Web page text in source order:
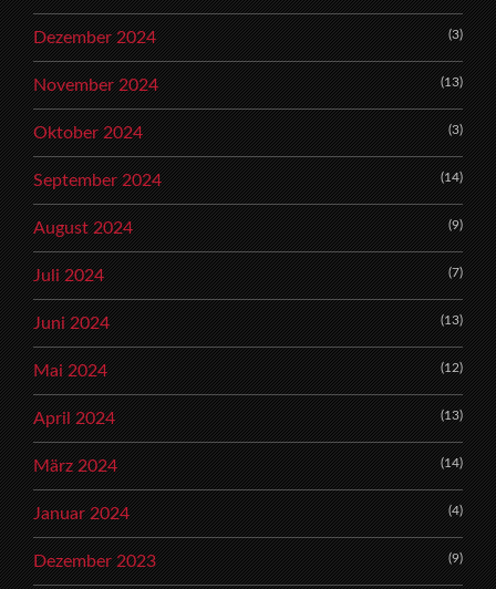
Dezember 2024 (3)
November 2024 (13)
Oktober 2024 (3)
September 2024 (14)
August 2024 (9)
Juli 2024 (7)
Juni 2024 (13)
Mai 2024 (12)
April 2024 (13)
März 2024 (14)
Januar 2024 (4)
Dezember 2023 (9)